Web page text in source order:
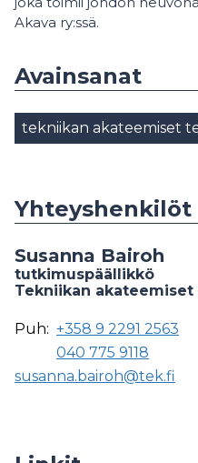
Akava ry:ssä.
Avainsanat
tekniikan akateemiset
Yhteyshenkilöt
Susanna Bairoh
tutkimuspäällikkö
Tekniikan akateemiset
Puh: +358 9 2291 2563
040 775 9118
susanna.bairoh@tek.fi